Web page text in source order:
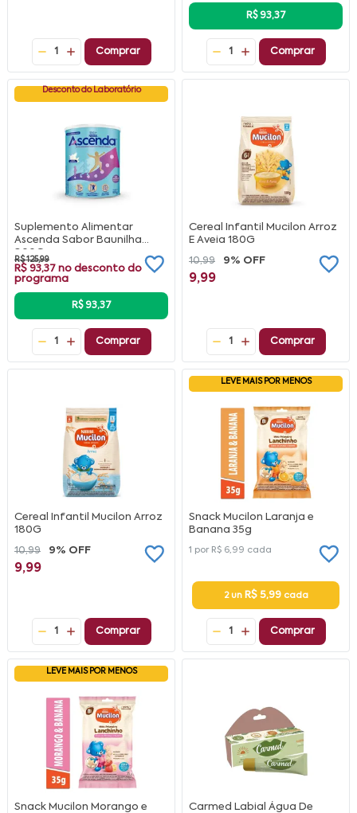
1 Comprar
R$ 93,37
1 Comprar
Desconto do Laboratório
Suplemento Alimentar
Ascenda Sabor Baunilha
800G
R$ 125,99
R$ 93,37 no desconto do
programa
R$ 93,37
1 Comprar
Cereal Infantil Mucilon Arroz
E Aveia 180G
10,99
9% OFF
9,99
1 Comprar
Cereal Infantil Mucilon Arroz
180G
10,99
9% OFF
9,99
1 Comprar
LEVE MAIS POR MENOS
Snack Mucilon Laranja e
Banana 35g
1 por R$ 6,99 cada
2 un R$ 5,99 cada
1 Comprar
LEVE MAIS POR MENOS
Snack Mucilon Morango e
Carmed Labial Água De